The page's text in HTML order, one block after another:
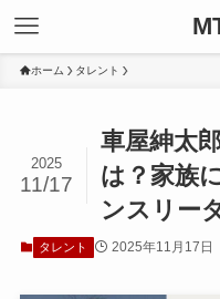
ホーム タレント
車屋紳太
は？家族
ンスリー
2025
11/17
タレント 2025年11月17日